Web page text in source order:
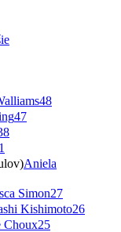
48
47
Aniela
Simon27
Kishimoto26
Choux25